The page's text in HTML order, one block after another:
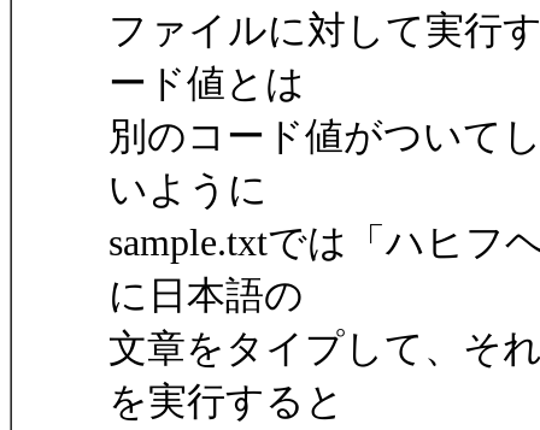
ファイルに対して実行
ード値とは
別のコード値がついて
いように
sample.txtでは「ハヒフ
に日本語の
文章をタイプして、そ
を実行すると